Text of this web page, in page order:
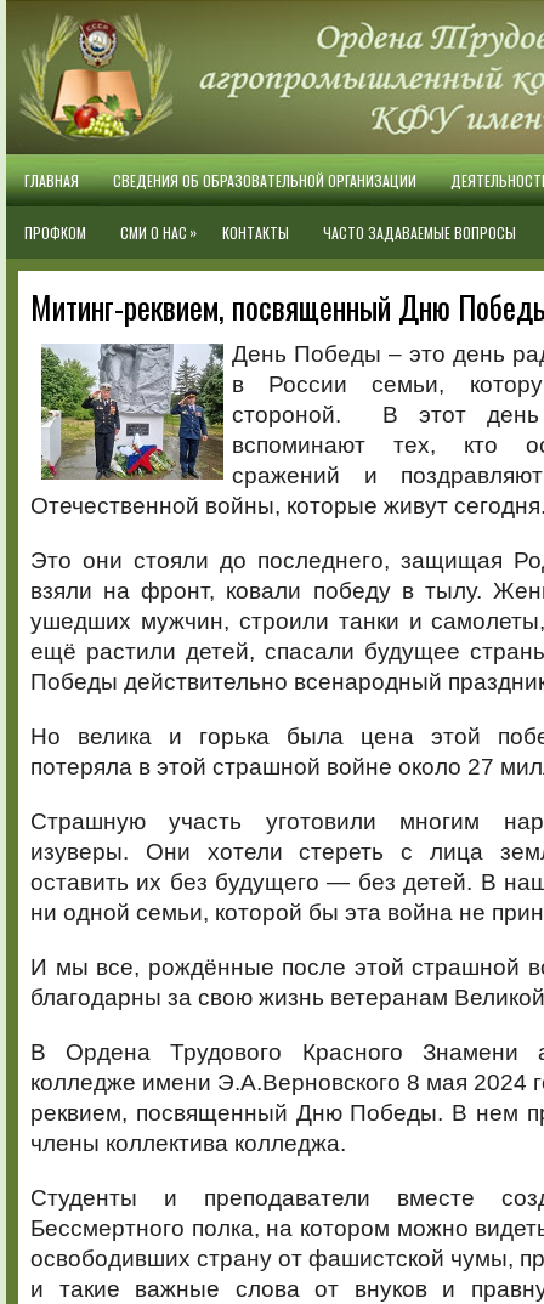
ГЛАВНАЯ СВЕДЕНИЯ ОБ ОБРАЗОВАТЕЛЬНОЙ ОРГАНИЗАЦИИ
ПРОФКОМ СМИ О НАС » КОНТАКТЫ ЧАСТО ЗАДАВАЕМЫЕ ВОПРОСЫ
Митинг-реквием, посвященный Дню
День Победы – это день
в России семьи,
стороной. В этот
вспоминают тех, кто
сражений и
Отечественной войны, которые живут
Это они стояли до последнего, защищая
взяли на фронт, ковали победу в тылу.
ушедших мужчин, строили танки и
ещё растили детей, спасали будущее
Победы действительно всенародный
Но велика и горька была цена этой
потеряла в этой страшной войне около 27
Страшную участь уготовили многим
изуверы. Они хотели стереть с лица
оставить их без будущего — без детей. В
ни одной семьи, которой бы эта война не
И мы все, рождённые после этой страшной
благодарны за свою жизнь ветеранам
В Ордена Трудового Красного Знамени
колледже имени Э.А.Верновского 8 мая 2024
реквием, посвященный Дню Победы. В нем
члены коллектива колледжа.
Студенты и преподаватели вместе
Бессмертного полка, на котором можно
освободивших страну от фашистской чумы,
и такие важные слова от внуков и